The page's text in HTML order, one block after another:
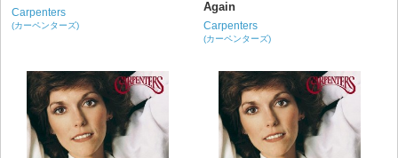
Carpenters
(カーペンターズ)
Again
Carpenters
(カーペンターズ)